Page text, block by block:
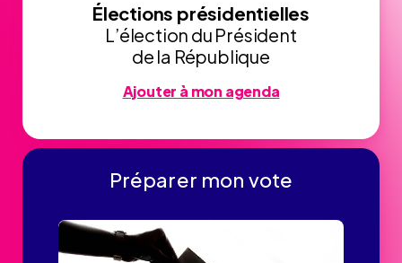
Élections présidentielles
L’élection du Président
de la République
Ajouter à mon agenda
Préparer mon vote